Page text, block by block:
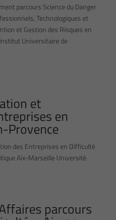
parcours Science du Danger
Technologiques et
et Gestion des Risques en
Universitaire de
et
en
Provence
des Entreprises en Difficulté
Aix-Marseille Université
parcours